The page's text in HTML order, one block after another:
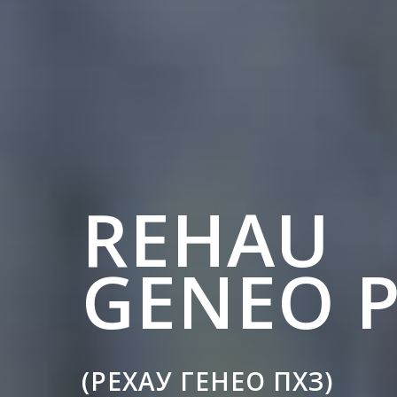
REHAU
GENEO
(РЕХАУ ГЕНЕО ПХЗ)